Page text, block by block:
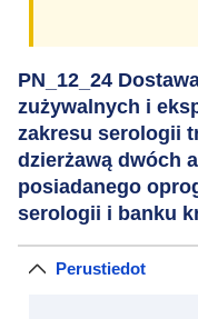
PN_12_24
zużywalnych i
zakresu serologii
dzierżawą dwóch
posiadanego
serologii i banku
Perustiedot